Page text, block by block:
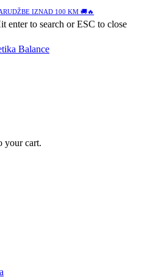
IZNAD 100 KM 🚚🔥
enter to search or ESC to close
your cart.